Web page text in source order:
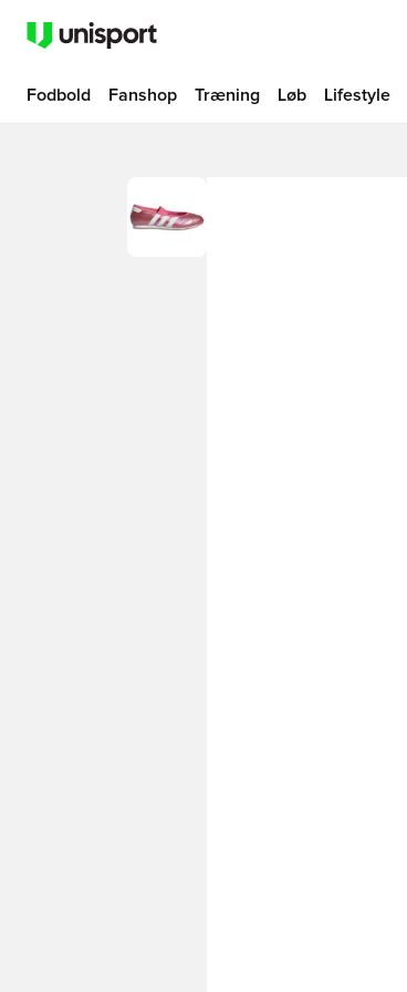
Fodbold Fanshop Træning Løb Lifestyle